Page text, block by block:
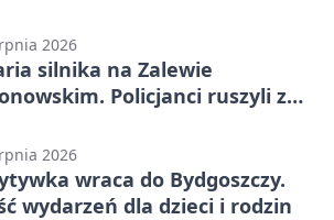
2026
silnika na Zalewie
Policjanci ruszyli z
2026
wraca do Bydgoszczy.
wydarzeń dla dzieci i rodzin